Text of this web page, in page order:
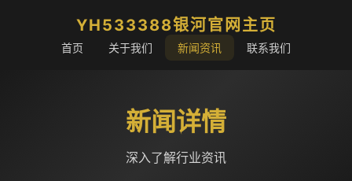
YH533388银河官网主页
首页 关于我们 新闻资讯 联系我们
新闻详情
深入了解行业资讯